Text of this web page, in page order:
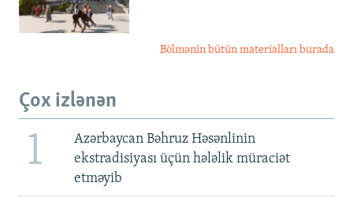
Bölmənin bütün materialları burada
Çox izlənən
1
Azərbaycan Bəhruz Həsənlinin
ekstradisiyası üçün hələlik müraciət
etməyib